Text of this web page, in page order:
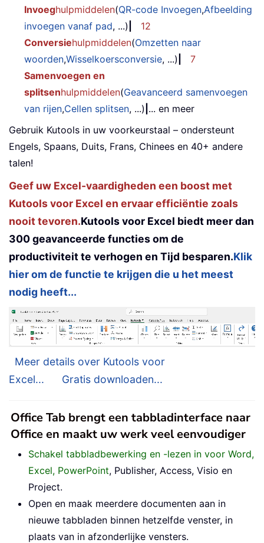
Invoeghulpmiddelen(QR-code Invoegen,Afbeelding
invoegen vanaf pad, ...)
12
Conversiehulpmiddelen(Omzetten naar
woorden,Wisselkoersconversie, ...)
7
Samenvoegen en
splitsenhulpmiddelen(Geavanceerd samenvoegen
van rijen,Cellen splitsen, ...) ... en meer
Gebruik Kutools in uw voorkeurstaal – ondersteunt
Engels, Spaans, Duits, Frans, Chinees en 40+ andere
talen!
Geef uw Excel-vaardigheden een boost met
Kutools voor Excel en ervaar efficiëntie zoals
nooit tevoren.Kutools voor Excel biedt meer dan
300 geavanceerde functies om de
productiviteit te verhogen en Tijd besparen.Klik
hier om de functie te krijgen die u het meest
nodig heeft...
Meer details over Kutools voor
Excel...
Gratis downloaden...
Office Tab brengt een tabbladinterface naar
Office en maakt uw werk veel eenvoudiger
Schakel tabbladbewerking en -lezen in voor Word,
Excel, PowerPoint, Publisher, Access, Visio en
Project.
Open en maak meerdere documenten aan in
nieuwe tabbladen binnen hetzelfde venster, in
plaats van in afzonderlijke vensters.